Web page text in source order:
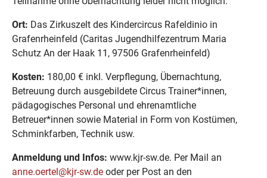
Ort: Das Zirkuszelt des Kindercircus Rafeldinio in
Grafenrheinfeld (Caritas Jugendhilfezentrum Maria
Schutz An der Haak 11, 97506 Grafenrheinfeld)
Kosten: 180,00 € inkl. Verpflegung, Übernachtung,
Betreuung durch ausgebildete Circus Trainer*innen,
pädagogisches Personal und ehrenamtliche
Betreuer*innen sowie Material in Form von Kostümen,
Schminkfarben, Technik usw.
Anmeldung und Infos: www.kjr-sw.de. Per Mail an
anne.oertel@kjr-sw.de oder per Post an den